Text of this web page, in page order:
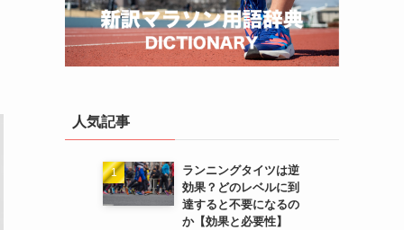
人気記事
ランニングタイツは逆
効果？どのレベルに到
達すると不要になるの
か【効果と必要性】